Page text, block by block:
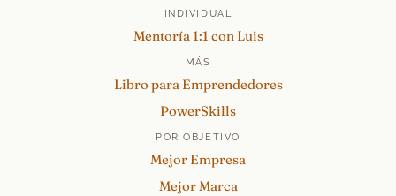
INDIVIDUAL
Mentoría 1:1 con Luis
MÁS
Libro para Emprendedores
PowerSkills
POR OBJETIVO
Mejor Empresa
Mejor Marca